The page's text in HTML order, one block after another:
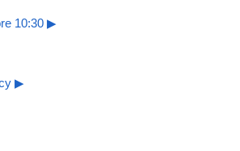
10:30 ▶︎
▶︎